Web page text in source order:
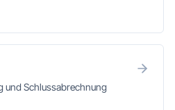
und Schlussabrechnung